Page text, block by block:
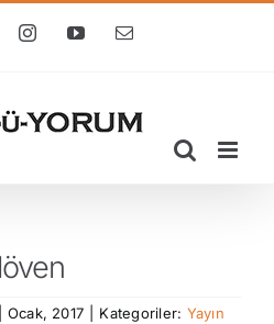
InstagramYouTube
E-
Ocak, 2017 Kategoriler: Yayın